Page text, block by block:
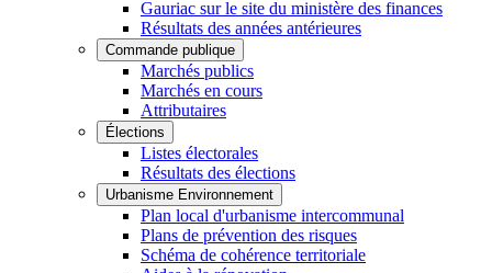
Gauriac sur le site du ministère des finances
Résultats des années antérieures
Commande publique
Marchés publics
Marchés en cours
Attributaires
Élections
Listes électorales
Résultats des élections
Urbanisme Environnement
Plan local d'urbanisme intercommunal
Plans de prévention des risques
Schéma de cohérence territoriale